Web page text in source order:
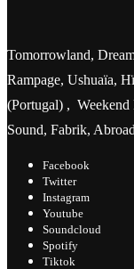
Tomorrowland,
Rampage, Ushuaïa,
(Portugal) , Weekend
Sound, Fabrik,
Facebook
Twitter
Instagram
Youtube
Soundcloud
Spotify
Tiktok